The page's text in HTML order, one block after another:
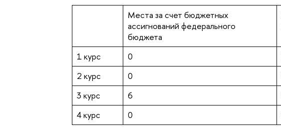
Места за счет бюджетных
ассигнований федерального
бюджета
1 курс 0
2 курс
0
3 курс
6
4 курс
0